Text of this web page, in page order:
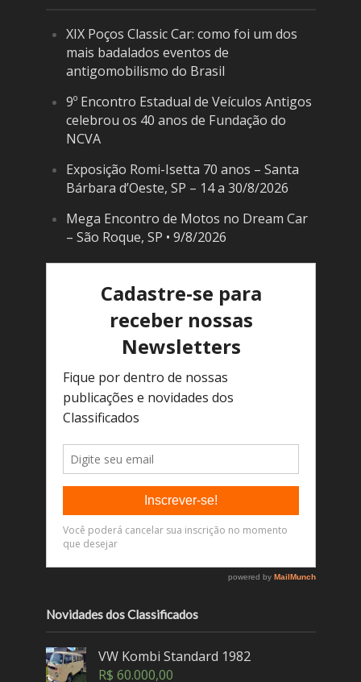
XIX Poços Classic Car: como foi um dos
mais badalados eventos de
antigomobilismo do Brasil
9º Encontro Estadual de Veículos Antigos
celebrou os 40 anos de Fundação do
NCVA
Exposição Romi-Isetta 70 anos – Santa
Bárbara d’Oeste, SP – 14 a 30/8/2026
Mega Encontro de Motos no Dream Car
– São Roque, SP • 9/8/2026
Novidades dos Classificados
VW Kombi Standard 1982
R$ 60.000,00